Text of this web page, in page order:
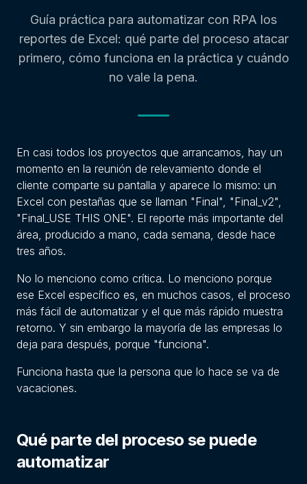
Guía práctica para automatizar con RPA los
reportes de Excel: qué parte del proceso atacar
primero, cómo funciona en la práctica y cuándo
no vale la pena.
En casi todos los proyectos que arrancamos, hay un
momento en la reunión de relevamiento donde el
cliente comparte su pantalla y aparece lo mismo: un
Excel con pestañas que se llaman "Final", "Final_v2",
"Final_USE THIS ONE". El reporte más importante del
área, producido a mano, cada semana, desde hace
tres años.
No lo menciono como crítica. Lo menciono porque
ese Excel específico es, en muchos casos, el proceso
más fácil de automatizar y el que más rápido muestra
retorno. Y sin embargo la mayoría de las empresas lo
deja para después, porque "funciona".
Funciona hasta que la persona que lo hace se va de
vacaciones.
Qué parte del proceso se puede
automatizar